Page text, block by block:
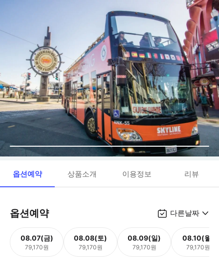
옵션예약 상품소개 이용정보 리뷰
옵션예약 다른날짜
08.07(금)
79,170원
08.08(토)
79,170원
08.09(일)
79,170원
08.10(월)
79,170원